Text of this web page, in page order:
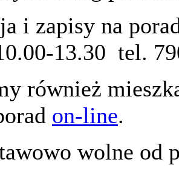
i zapisy na
13.30 tel.
również
on-line.
wolne od